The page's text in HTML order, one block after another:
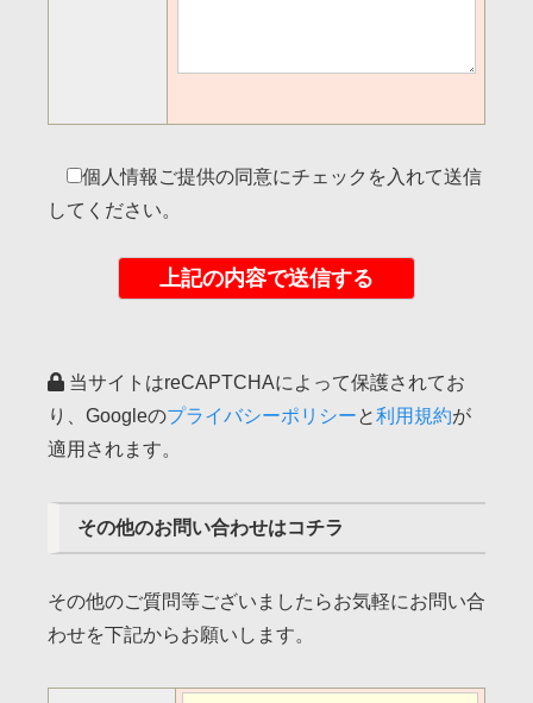
個人情報ご提供の同意にチェックを入れて送信
してください。
当サイトはreCAPTCHAによって保護されてお
り、Googleのプライバシーポリシーと利用規約が
適用されます。
その他のお問い合わせはコチラ
その他のご質問等ございましたらお気軽にお問い合
わせを下記からお願いします。